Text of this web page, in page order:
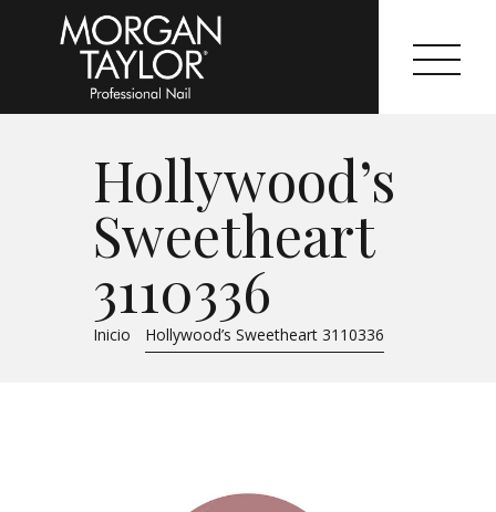
Hollywood’s
Sweetheart
3110336
Inicio Hollywood’s Sweetheart 3110336
Morgan Taylor®
Sistemas Profesionales
Cartas de Color
Catálogo